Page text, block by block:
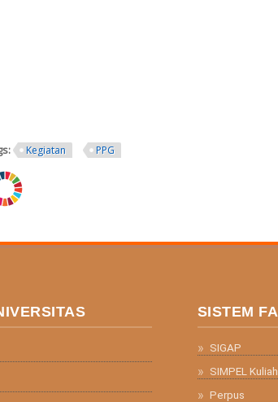
Kegiatan PPG
SISTEM
SIGAP
SIMPEL Kuliah
Perpus